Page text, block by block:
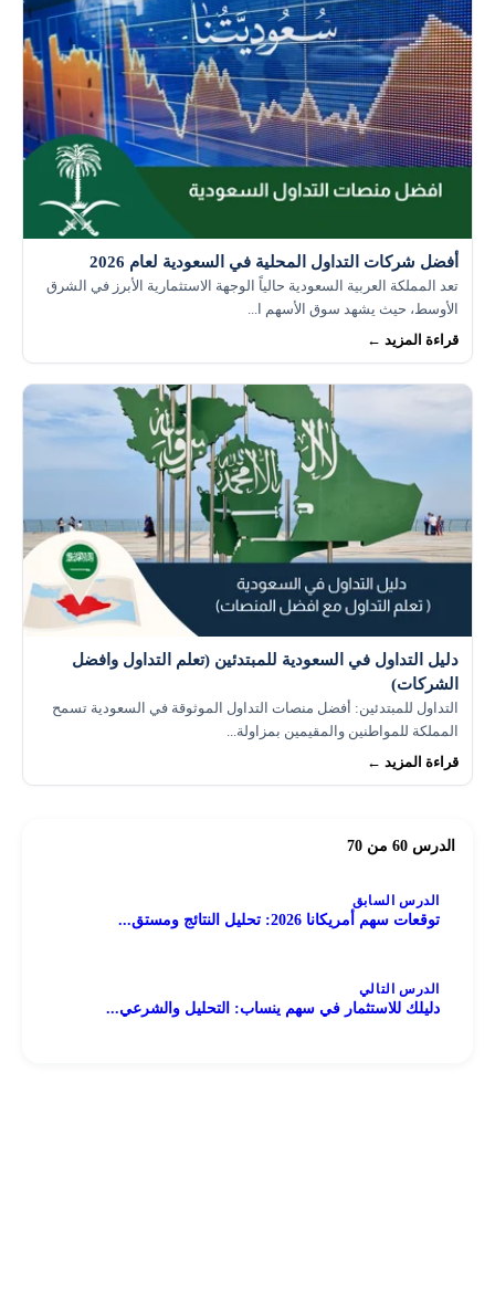
أفضل شركات التداول المحلية في السعودية لعام 2026
تعد المملكة العربية السعودية حالياً الوجهة الاستثمارية الأبرز في الشرق
الأوسط، حيث يشهد سوق الأسهم ا...
قراءة المزيد ←
دليل التداول في السعودية للمبتدئين (تعلم التداول وافضل
الشركات)
التداول للمبتدئين: أفضل منصات التداول الموثوقة في السعودية تسمح
المملكة للمواطنين والمقيمين بمزاولة...
قراءة المزيد ←
الدرس 60 من 70
الدرس السابق
توقعات سهم أمريكانا 2026: تحليل النتائج ومستق...
الدرس التالي
دليلك للاستثمار في سهم ينساب: التحليل والشرعي...